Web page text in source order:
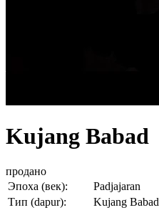
Kujang Babad
продано
Эпоха (век):
Padjajaran
Тип (dapur):
Kujang Babad